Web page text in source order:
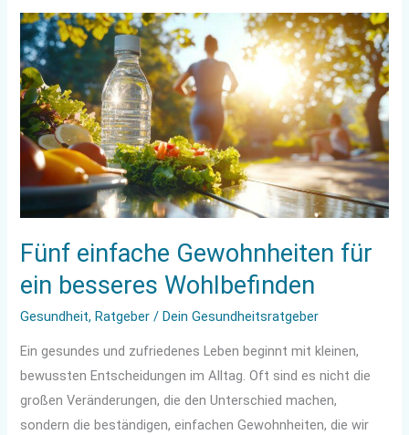
Fünf einfache Gewohnheiten für
ein besseres Wohlbefinden
Gesundheit,Ratgeber /Dein Gesundheitsratgeber
Ein gesundes und zufriedenes Leben beginnt mit kleinen,
bewussten Entscheidungen im Alltag. Oft sind es nicht die
großen Veränderungen, die den Unterschied machen,
sondern die beständigen, einfachen Gewohnheiten, die wir
Fünf
einfache
Gewohnheiten
für
ein
besseres
Wohlbefinden